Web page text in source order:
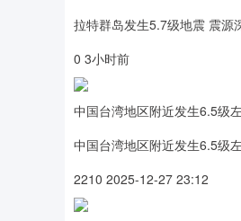
拉特群岛发生5.7级地震 震源
0 3小时前
中国台湾地区附近发生6.5级
中国台湾地区附近发生6.5级
2210 2025-12-27 23:12